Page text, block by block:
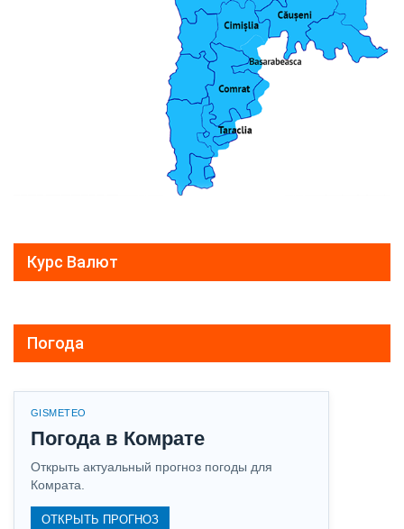
Курс Валют
Погода
GISMETEO
Погода в Комрате
Открыть актуальный прогноз погоды для
Комрата.
ОТКРЫТЬ ПРОГНОЗ